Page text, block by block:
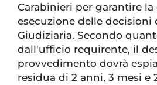
Carabinieri per garantire la
esecuzione delle decisioni
Giudiziaria. Secondo
dall'ufficio requirente, il
provvedimento dovrà
residua di 2 anni, 3 mesi e